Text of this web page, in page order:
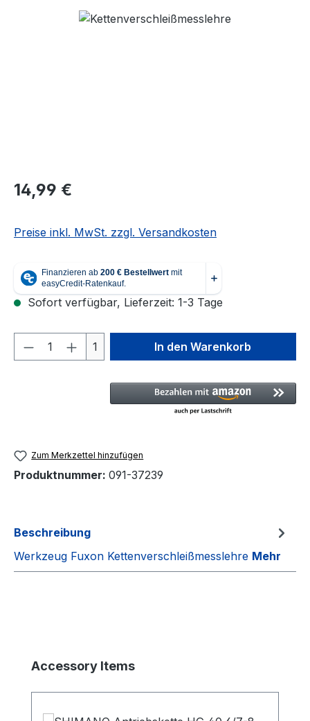
Regulärer Preis:
14,99 €
Preise inkl. MwSt. zzgl. Versandkosten
Sofort verfügbar, Lieferzeit: 1-3 Tage
Produkt Anzahl: Gib den
1 In den Warenkorb
Zum Merkzettel hinzufügen
Produktnummer: 091-37239
Beschreibung
Werkzeug Fuxon Kettenverschleißmesslehre Mehr
Produktgalerie überspringen
Accessory Items